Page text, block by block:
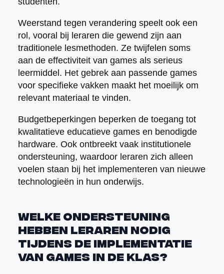
Weerstand tegen verandering speelt ook een
rol, vooral bij leraren die gewend zijn aan
traditionele lesmethoden. Ze twijfelen soms
aan de effectiviteit van games als serieus
leermiddel. Het gebrek aan passende games
voor specifieke vakken maakt het moeilijk om
relevant materiaal te vinden.
Budgetbeperkingen beperken de toegang tot
kwalitatieve educatieve games en benodigde
hardware. Ook ontbreekt vaak institutionele
ondersteuning, waardoor leraren zich alleen
voelen staan bij het implementeren van nieuwe
technologieën in hun onderwijs.
Welke ondersteuning
hebben leraren nodig
tijdens de implementatie
van games in de klas?